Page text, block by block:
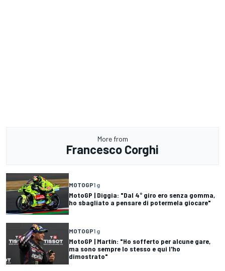
More from
Francesco Corghi
MOTOGP1 g
MotoGP | Diggia: "Dal 4° giro ero senza gomma,
ho sbagliato a pensare di potermela giocare"
MOTOGP1 g
MotoGP | Martín: "Ho sofferto per alcune gare,
ma sono sempre lo stesso e qui l'ho
dimostrato"